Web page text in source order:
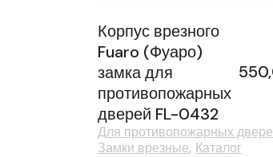
Корпус врезного
Fuaro (Фуаро)
замка для
противопожарных
дверей FL-0432
Для противопожарных
Замки врезные Каталог